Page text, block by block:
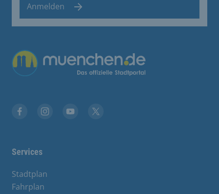
Anmelden
Übergreifende Links
Services
Stadtplan
Fahrplan